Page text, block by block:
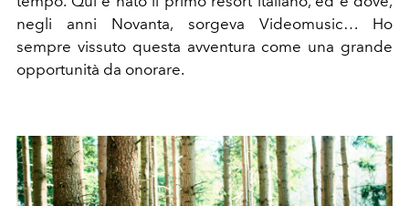
negli anni Novanta, sorgeva Videomusic… Ho
sempre vissuto questa avventura come una grande
opportunità da onorare.